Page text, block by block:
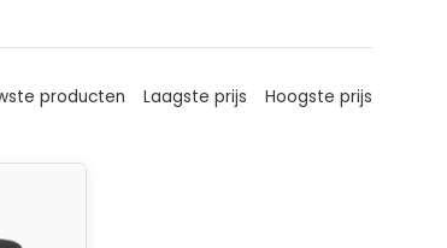
producten Laagste prijs Hoogste prijs